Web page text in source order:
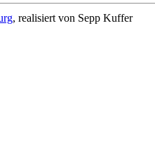
, realisiert von Sepp Kuffer